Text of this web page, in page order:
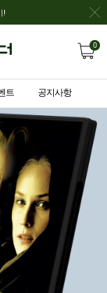
!
0
트 공지사항